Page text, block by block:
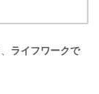
ライフワークで